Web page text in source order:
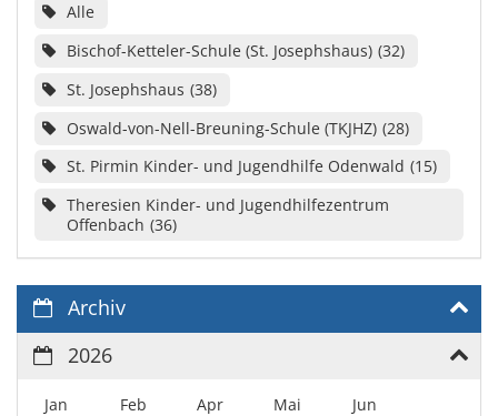
Alle
Bischof-Ketteler-Schule (St. Josephshaus) 32
St. Josephshaus 38
Oswald-von-Nell-Breuning-Schule (TKJHZ) 28
St. Pirmin Kinder- und Jugendhilfe Odenwald 15
Theresien Kinder- und Jugendhilfezentrum
Offenbach 36
Archiv
2026
Jan Feb Apr Mai Jun